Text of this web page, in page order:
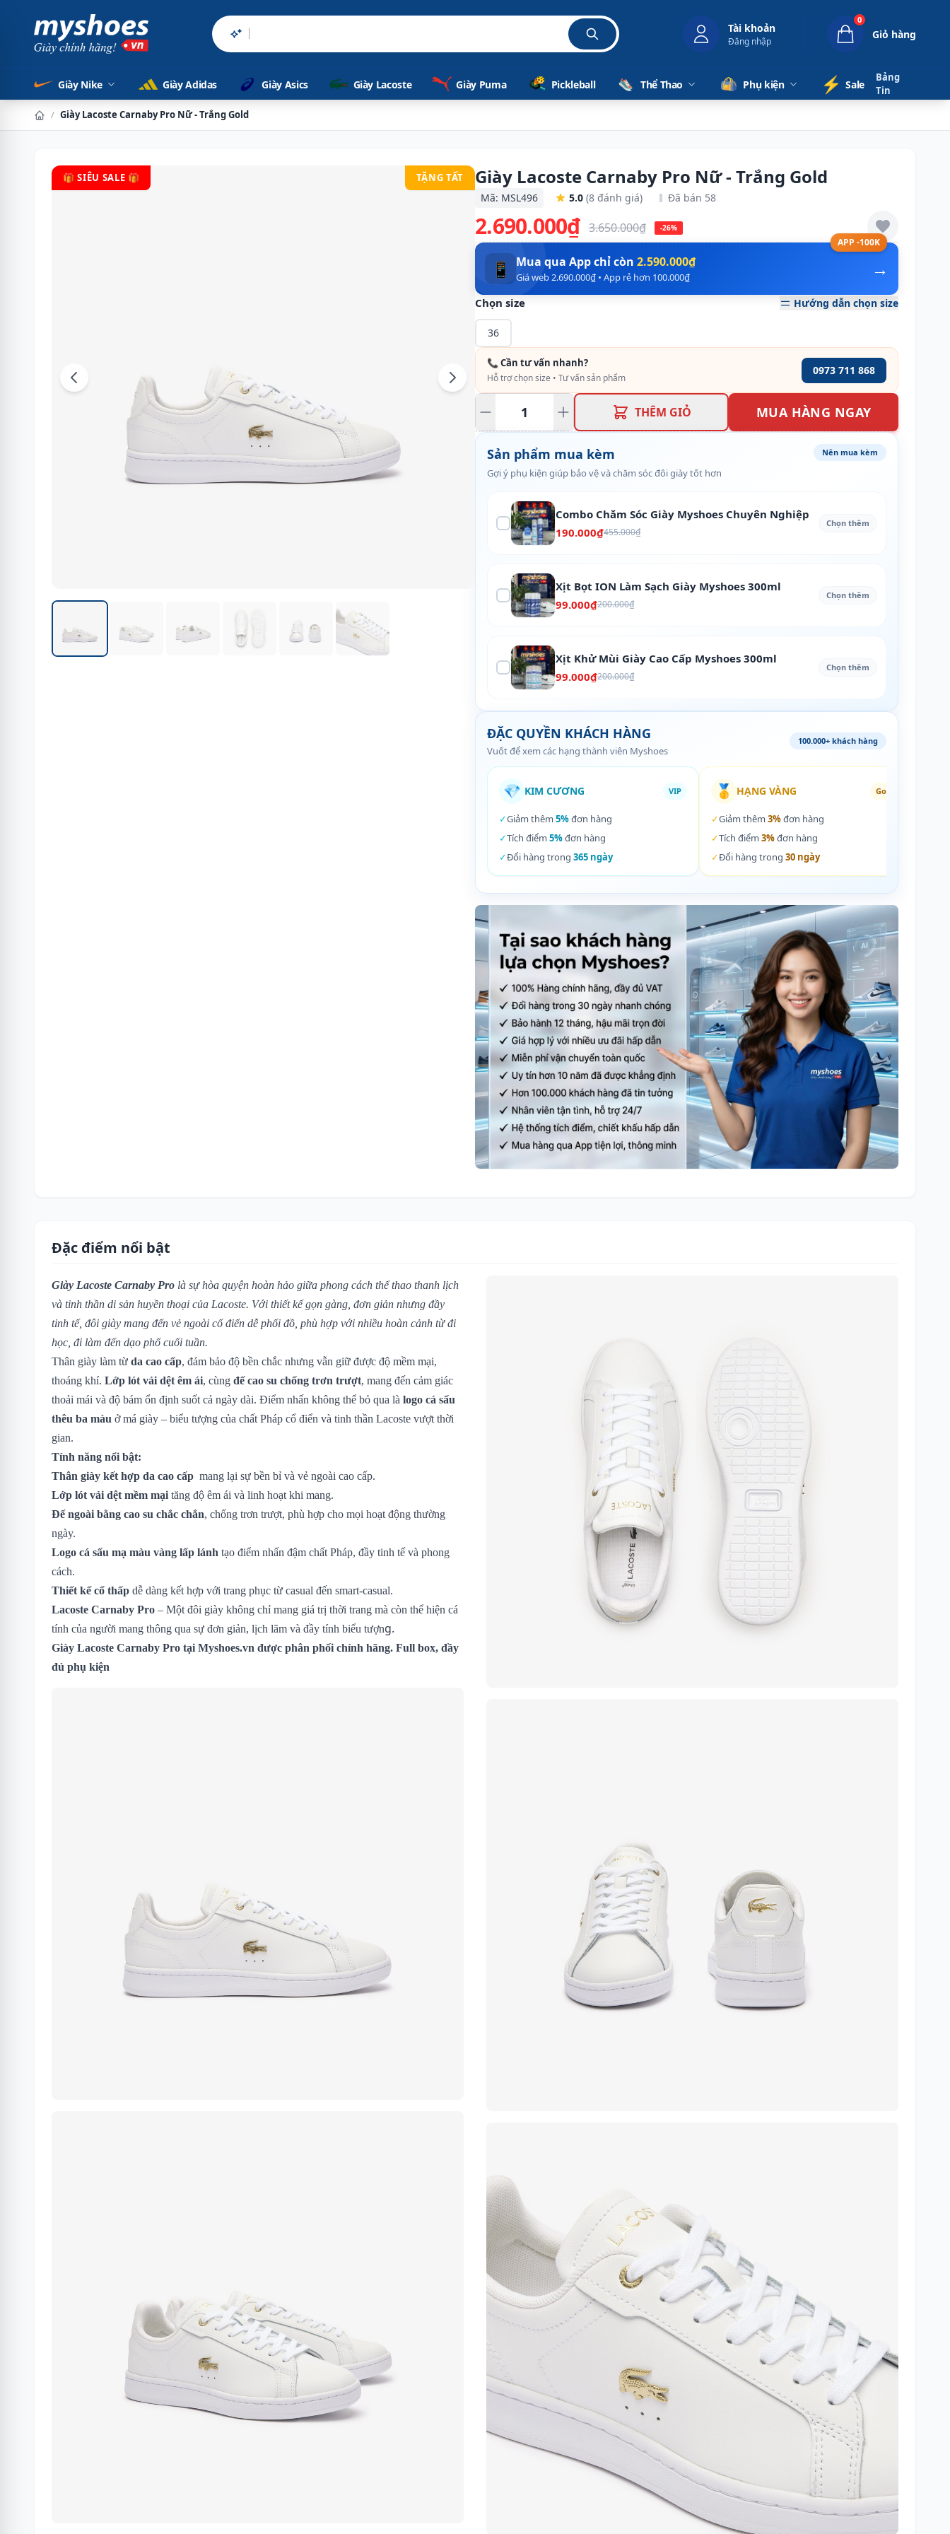
Sản phẩm chính Tài khoản
Đăng nhập
0
Giỏ hàng
Giày Nike Giày Adidas Giày Asics Giày Lacoste Giày Puma Pickleball Thể Thao Phụ kiện ⚡️ Sale
Bảng
Tin
/ Giày Lacoste Carnaby Pro Nữ - Trắng Gold
🎁 SIÊU SALE 🎁 TẶNG TẤT Giày Lacoste Carnaby Pro Nữ - Trắng Gold
Mã: MSL496 5.0 (8 đánh giá) Đã bán 58
2.690.000₫ 3.650.000₫ -26%
APP -100K
→
📱 Mua qua App chỉ còn 2.590.000₫
Giá web 2.690.000₫ • App rẻ hơn 100.000₫
Chọn size Hướng dẫn chọn size
36
📞 Cần tư vấn nhanh?
Hỗ trợ chọn size • Tư vấn sản phẩm
0973 711 868
THÊM GIỎ MUA HÀNG NGAY
Sản phẩm mua kèm
Gợi ý phụ kiện giúp bảo vệ và chăm sóc đôi giày tốt hơn
Nên mua kèm
Combo Chăm Sóc Giày Myshoes Chuyên Nghiệp
190.000₫455.000₫
Chọn thêm
Xịt Bọt ION Làm Sạch Giày Myshoes 300ml
99.000₫200.000₫
Chọn thêm
Xịt Khử Mùi Giày Cao Cấp Myshoes 300ml
99.000₫200.000₫
Chọn thêm
ĐẶC QUYỀN KHÁCH HÀNG
Vuốt để xem các hạng thành viên Myshoes
100.000+ khách hàng
💎 KIM CƯƠNG VIP
✓Giảm thêm 5%đơn hàng
✓Tích điểm 5%đơn hàng
✓Đổi hàng trong 365 ngày
🥇 HẠNG VÀNG Gold
✓Giảm thêm 3%đơn hàng
✓Tích điểm 3%đơn hàng
✓Đổi hàng trong 30 ngày
Đặc điểm nổi bật
Giày Lacoste Carnaby Pro là sự hòa quyện hoàn hảo giữa phong cách thể thao thanh lịch
và tinh thần di sản huyền thoại của Lacoste. Với thiết kế gọn gàng, đơn giản nhưng đầy
tinh tế, đôi giày mang đến vẻ ngoài cổ điển dễ phối đồ, phù hợp với nhiều hoàn cảnh từ đi
học, đi làm đến dạo phố cuối tuần.
Thân giày làm từ da cao cấp, đảm bảo độ bền chắc nhưng vẫn giữ được độ mềm mại,
thoáng khí. Lớp lót vải dệt êm ái, cùng đế cao su chống trơn trượt, mang đến cảm giác
thoải mái và độ bám ổn định suốt cả ngày dài. Điểm nhấn không thể bỏ qua là logo cá sấu
thêu ba màu ở má giày – biểu tượng của chất Pháp cổ điển và tinh thần Lacoste vượt thời
gian.
Tính năng nổi bật:
Thân giày kết hợp da cao cấp mang lại sự bền bỉ và vẻ ngoài cao cấp.
Lớp lót vải dệt mềm mại tăng độ êm ái và linh hoạt khi mang.
Đế ngoài bằng cao su chắc chắn, chống trơn trượt, phù hợp cho mọi hoạt động thường
ngày.
Logo cá sấu mạ màu vàng lấp lánh tạo điểm nhấn đậm chất Pháp, đầy tinh tế và phong
cách.
Thiết kế cổ thấp dễ dàng kết hợp với trang phục từ casual đến smart-casual.
Lacoste Carnaby Pro – Một đôi giày không chỉ mang giá trị thời trang mà còn thể hiện cá
tính của người mang thông qua sự đơn giản, lịch lãm và đầy tính biểu tượng.
Giày Lacoste Carnaby Pro tại Myshoes.vn được phân phối chính hãng. Full box, đầy
đủ phụ kiện